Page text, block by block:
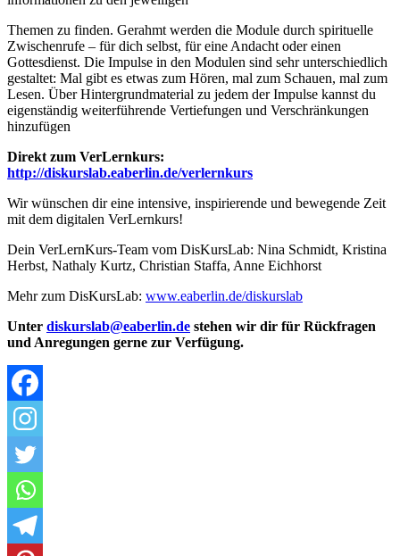
Themen zu finden. Gerahmt werden die Module durch spirituelle
Zwischenrufe – für dich selbst, für eine Andacht oder einen
Gottesdienst. Die Impulse in den Modulen sind sehr unterschiedlich
gestaltet: Mal gibt es etwas zum Hören, mal zum Schauen, mal zum
Lesen. Über Hintergrundmaterial zu jedem der Impulse kannst du
eigenständig weiterführende Vertiefungen und Verschränkungen
hinzufügen
Direkt zum VerLernkurs:
http://diskurslab.eaberlin.de/verlernkurs
Wir wünschen dir eine intensive, inspirierende und bewegende Zeit
mit dem digitalen VerLernkurs!
Dein VerLernKurs-Team vom DisKursLab: Nina Schmidt, Kristina
Herbst, Nathaly Kurtz, Christian Staffa, Anne Eichhorst
Mehr zum DisKursLab: www.eaberlin.de/diskurslab
Unter diskurslab@eaberlin.de stehen wir dir für Rückfragen
und Anregungen gerne zur Verfügung.